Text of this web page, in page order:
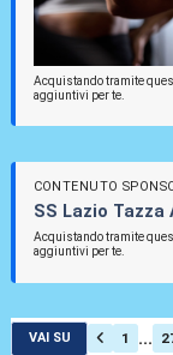
Acquistando tramite
aggiuntivi per te.
CONTENUTO
SS Lazio
Acquistando tramite
aggiuntivi per te.
VAI SU 1 ...